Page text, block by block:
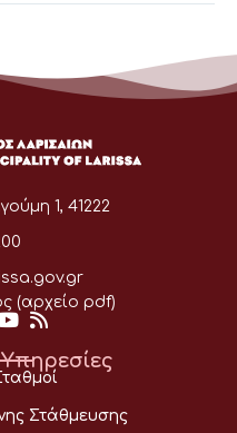
1, 41222
(αρχείο pdf)
Στάθμευσης